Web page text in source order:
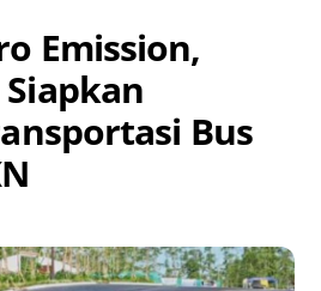
Emission,
Bus